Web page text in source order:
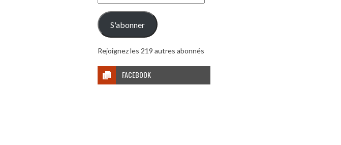
e-
mail
S'abonner
Rejoignez les 219 autres abonnés
FACEBOOK